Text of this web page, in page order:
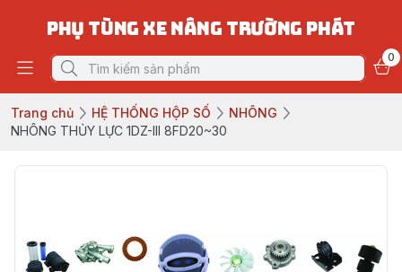
PHỤ TÙNG XE NÂNG TRƯỜNG PHÁT
0
Trang chủ HỆ THỐNG HỘP SỐ
NHÔNG
NHÔNG THỦY LỰC 1DZ-III 8FD20~30